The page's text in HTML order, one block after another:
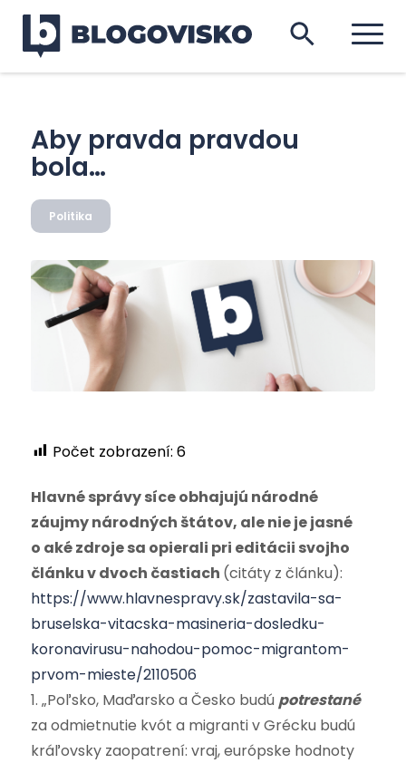
Aby pravda pravdou
bola…
Politika
Počet zobrazení: 6
Hlavné správy síce obhajujú národné
záujmy národných štátov, ale nie je jasné
o aké zdroje sa opierali pri editácii svojho
článku v dvoch častiach (citáty z článku):
https://www.hlavnespravy.sk/zastavila-sa-
bruselska-vitacska-masineria-dosledku-
koronavirusu-nahodou-pomoc-migrantom-
prvom-mieste/2110506
1. „Poľsko, Maďarsko a Česko budú potrestané
za odmietnutie kvót a migranti v Grécku budú
kráľovsky zaopatrení: vraj, európske hodnoty